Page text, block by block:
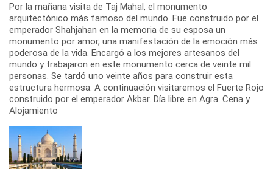
Por la mañana visita de Taj Mahal, el monumento
arquitectónico más famoso del mundo. Fue construido por el
emperador Shahjahan en la memoria de su esposa un
monumento por amor, una manifestación de la emoción más
poderosa de la vida. Encargó a los mejores artesanos del
mundo y trabajaron en este monumento cerca de veinte mil
personas. Se tardó uno veinte años para construir esta
estructura hermosa. A continuación visitaremos el Fuerte Rojo
construido por el emperador Akbar. Día libre en Agra. Cena y
Alojamiento